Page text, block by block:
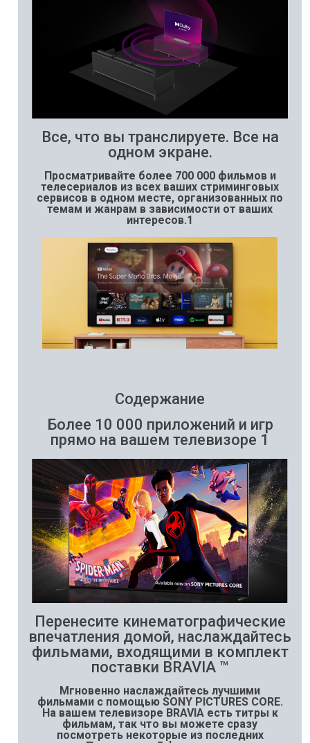
Все, что вы транслируете. Все на
одном экране.
Просматривайте более 700 000 фильмов и
телесериалов из всех ваших стриминговых
сервисов в одном месте, организованных по
темам и жанрам в зависимости от ваших
интересов.1
Содержание
Более 10 000 приложений и игр
прямо на вашем телевизоре 1
Перенесите кинематографические
впечатления домой, наслаждайтесь
фильмами, входящими в комплект
поставки BRAVIA ™
Мгновенно наслаждайтесь лучшими
фильмами с помощью SONY PICTURES CORE.
На вашем телевизоре BRAVIA есть титры к
фильмам, так что вы можете сразу
посмотреть некоторые из последних